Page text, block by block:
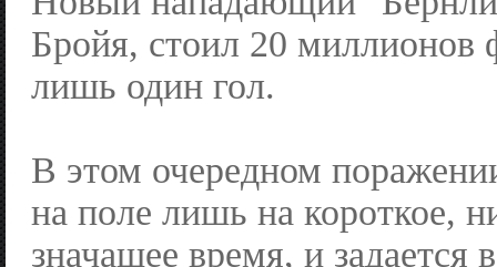
Бройя, стоил 20 миллионов
лишь один гол.
В этом очередном
на поле лишь на короткое,
значащее время, и задается